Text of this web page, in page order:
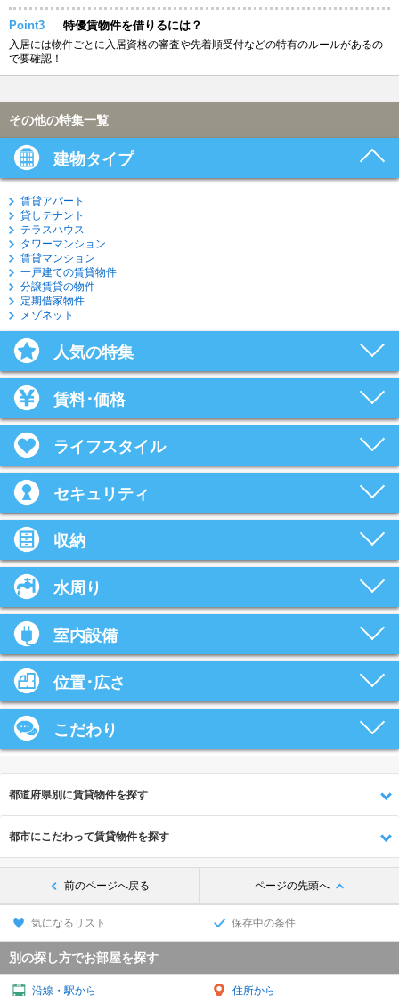
Point3 特優賃物件を借りるには？
入居には物件ごとに入居資格の審査や先着順受付などの特有のルールがあるの
で要確認！
その他の特集一覧
建物タイプ
賃貸アパート
貸しテナント
テラスハウス
タワーマンション
賃貸マンション
一戸建ての賃貸物件
分譲賃貸の物件
定期借家物件
メゾネット
人気の特集
賃料･価格
ライフスタイル
セキュリティ
収納
水周り
室内設備
位置･広さ
こだわり
都道府県別に賃貸物件を探す
都市にこだわって賃貸物件を探す
前のページへ戻る ページの先頭へ
気になるリスト 保存中の条件
別の探し方でお部屋を探す
沿線・駅から 住所から